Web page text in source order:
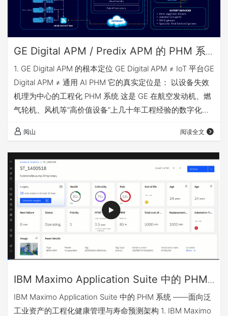
GE Digital APM / Predix APM 的 PHM 系
统深度解析——以工程机理与失效模式为核
心的工业级 PHM 架构
1. GE Digital APM 的根本定位 GE Digital APM ≠ IoT 平台GE
Digital APM ≠ 通用 AI PHM 它的真实定位是： 以设备失效
机理为中心的工程化 PHM 系统 这是 GE 在航空发动机、燃
气轮机、风机等“高价值设备”上几十年工程经验的数字化延
架构 与 Maximo、Bently 的关键差异在于： GE 把“工程模
型”放在诊断与预测的核心位置 3. 核心对象模型：Failure
Mode Fi…
阅山 阅读全文
IBM Maximo Application Suite 中的 PHM
系统-——面向泛工业资产的工程化健康管理
与寿命预测架构
IBM Maximo Application Suite 中的 PHM 系统 ——面向泛
工业资产的工程化健康管理与寿命预测架构 1. IBM Maximo